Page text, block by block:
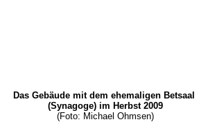
Das Gebäude mit dem ehemaligen Betsaal
(Synagoge) im Herbst 2009
(Foto: Michael Ohmsen)